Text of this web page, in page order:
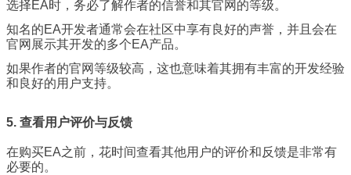
选择EA时，务必了解作者的信誉和其官网的等级。
知名的EA开发者通常会在社区中享有良好的声誉，并且会在
官网展示其开发的多个EA产品。
如果作者的官网等级较高，这也意味着其拥有丰富的开发经验
和良好的用户支持。
5. 查看用户评价与反馈
在购买EA之前，花时间查看其他用户的评价和反馈是非常有
必要的。